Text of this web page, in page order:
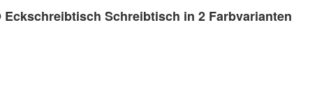
Eckschreibtisch Schreibtisch in 2 Farbvarianten